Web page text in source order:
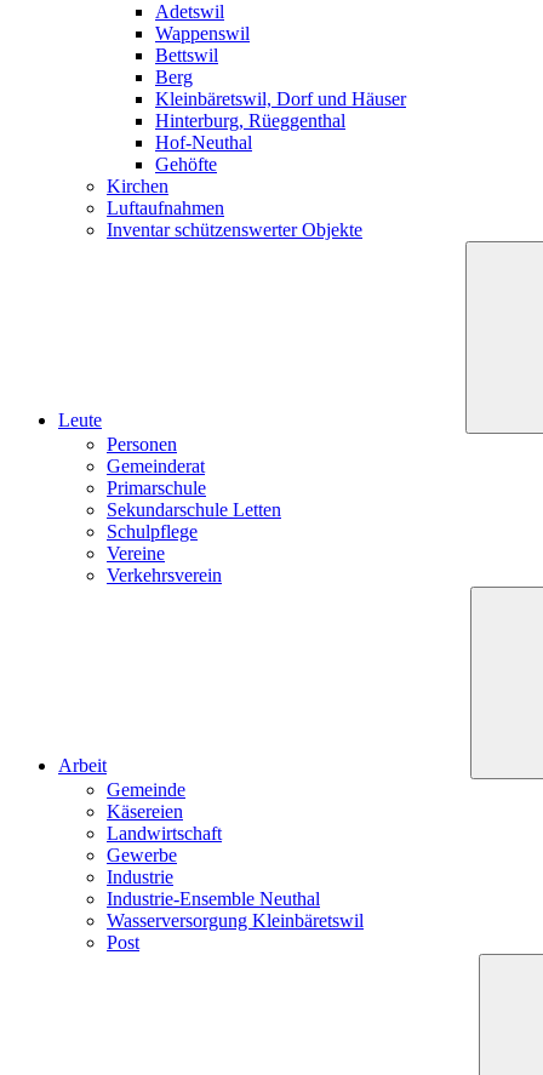
Adetswil
Wappenswil
Bettswil
Berg
Kleinbäretswil, Dorf und Häuser
Hinterburg, Rüeggenthal
Hof-Neuthal
Gehöfte
Kirchen
Luftaufnahmen
Inventar schützenswerter Objekte
Leute
Personen
Gemeinderat
Primarschule
Sekundarschule Letten
Schulpflege
Vereine
Verkehrsverein
Arbeit
Gemeinde
Käsereien
Landwirtschaft
Gewerbe
Industrie
Industrie-Ensemble Neuthal
Wasserversorgung Kleinbäretswil
Post